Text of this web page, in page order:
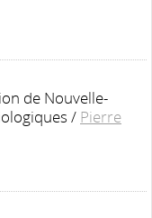
de Nouvelle-
/ Pierre